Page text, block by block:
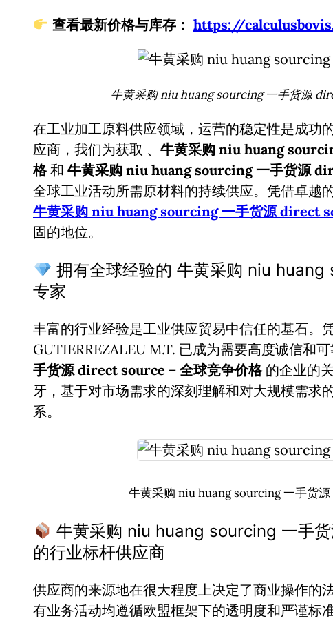
查看最新价格与库存： https://
牛黄采购 niu huang sourcing 一手货源
在工业加工原料供应领域，运营的稳定性是成功
应商，我们为获取 、 牛黄采购 niu huang
格和 牛黄采购 niu huang sourcing 一手货源
全球工业活动所需原材料的持续供应。凭借卓越
牛黄采购 niu huang sourcing 一手货源 direct
固的地位。
拥有全球经验的 牛黄采购 niu
专家
丰富的行业经验是工业供应贸易中信任的基石。
GUTIERREZALEU M.T. 已成为需要高度诚信和
手货源 direct source – 全球竞争价格的企业的
牙，基于对市场需求的深刻理解和对大规模需求
系。
牛黄采购 niu huang sourcing 一手货
牛黄采购 niu huang sourcing 一手
的行业标杆供应商
供应商的来源地在很大程度上决定了商业操作的
有业务活动均遵循欧盟框架下的透明度和严谨标